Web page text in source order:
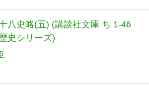
八史略(五) (講談社文庫 ち 1-46
史シリーズ)